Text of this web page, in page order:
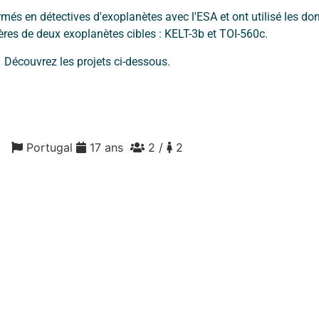
en détectives d'exoplanètes avec l'ESA et ont utilisé les
de deux exoplanètes cibles : KELT-3b et TOI-560c.
Découvrez les projets ci-dessous.
Portugal 17 ans 2 / 2